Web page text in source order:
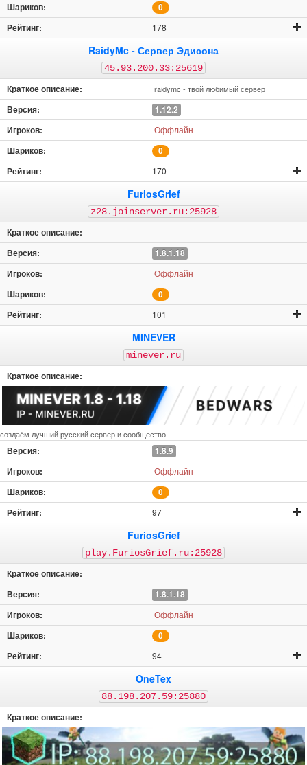
0
178
RaidyMc - Сервер Эдисона
45.93.200.33:25619
raidymc - твой любимый сервер
1.12.2
Оффлайн
0
170
FuriosGrief
z28.joinserver.ru:25928
1.8.1.18
Оффлайн
0
101
MINEVER
minever.ru
создаём лучший русский сервер и сообщество
1.8.9
Оффлайн
0
97
FuriosGrief
play.FuriosGrief.ru:25928
1.8.1.18
Оффлайн
0
94
OneTex
88.198.207.59:25880